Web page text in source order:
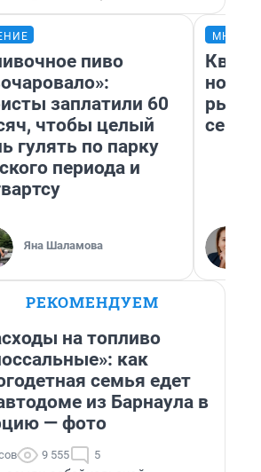
пиво
заплатили 60
чтобы целый
гулять по парку
периода и
Яна Шаламова
но
РЕКОМЕНДУЕМ
на топливо
как
семья едет
из Барнаула в
— фото
9 555 5